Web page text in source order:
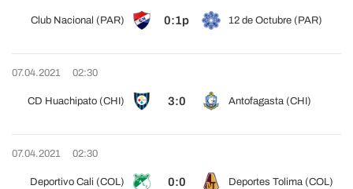
Club Nacional (PAR) 0:1p 12 de Octubre (PAR)
07.04.2021 02:30
CD Huachipato (CHI) 3:0 Antofagasta (CHI)
07.04.2021 02:30
Deportivo Cali (COL) 0:0 Deportes Tolima (COL)